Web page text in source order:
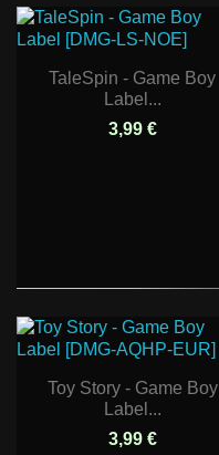
TaleSpin - Game Boy
Label...
3,99 €
Toy Story - Game Boy
Label...
3,99 €